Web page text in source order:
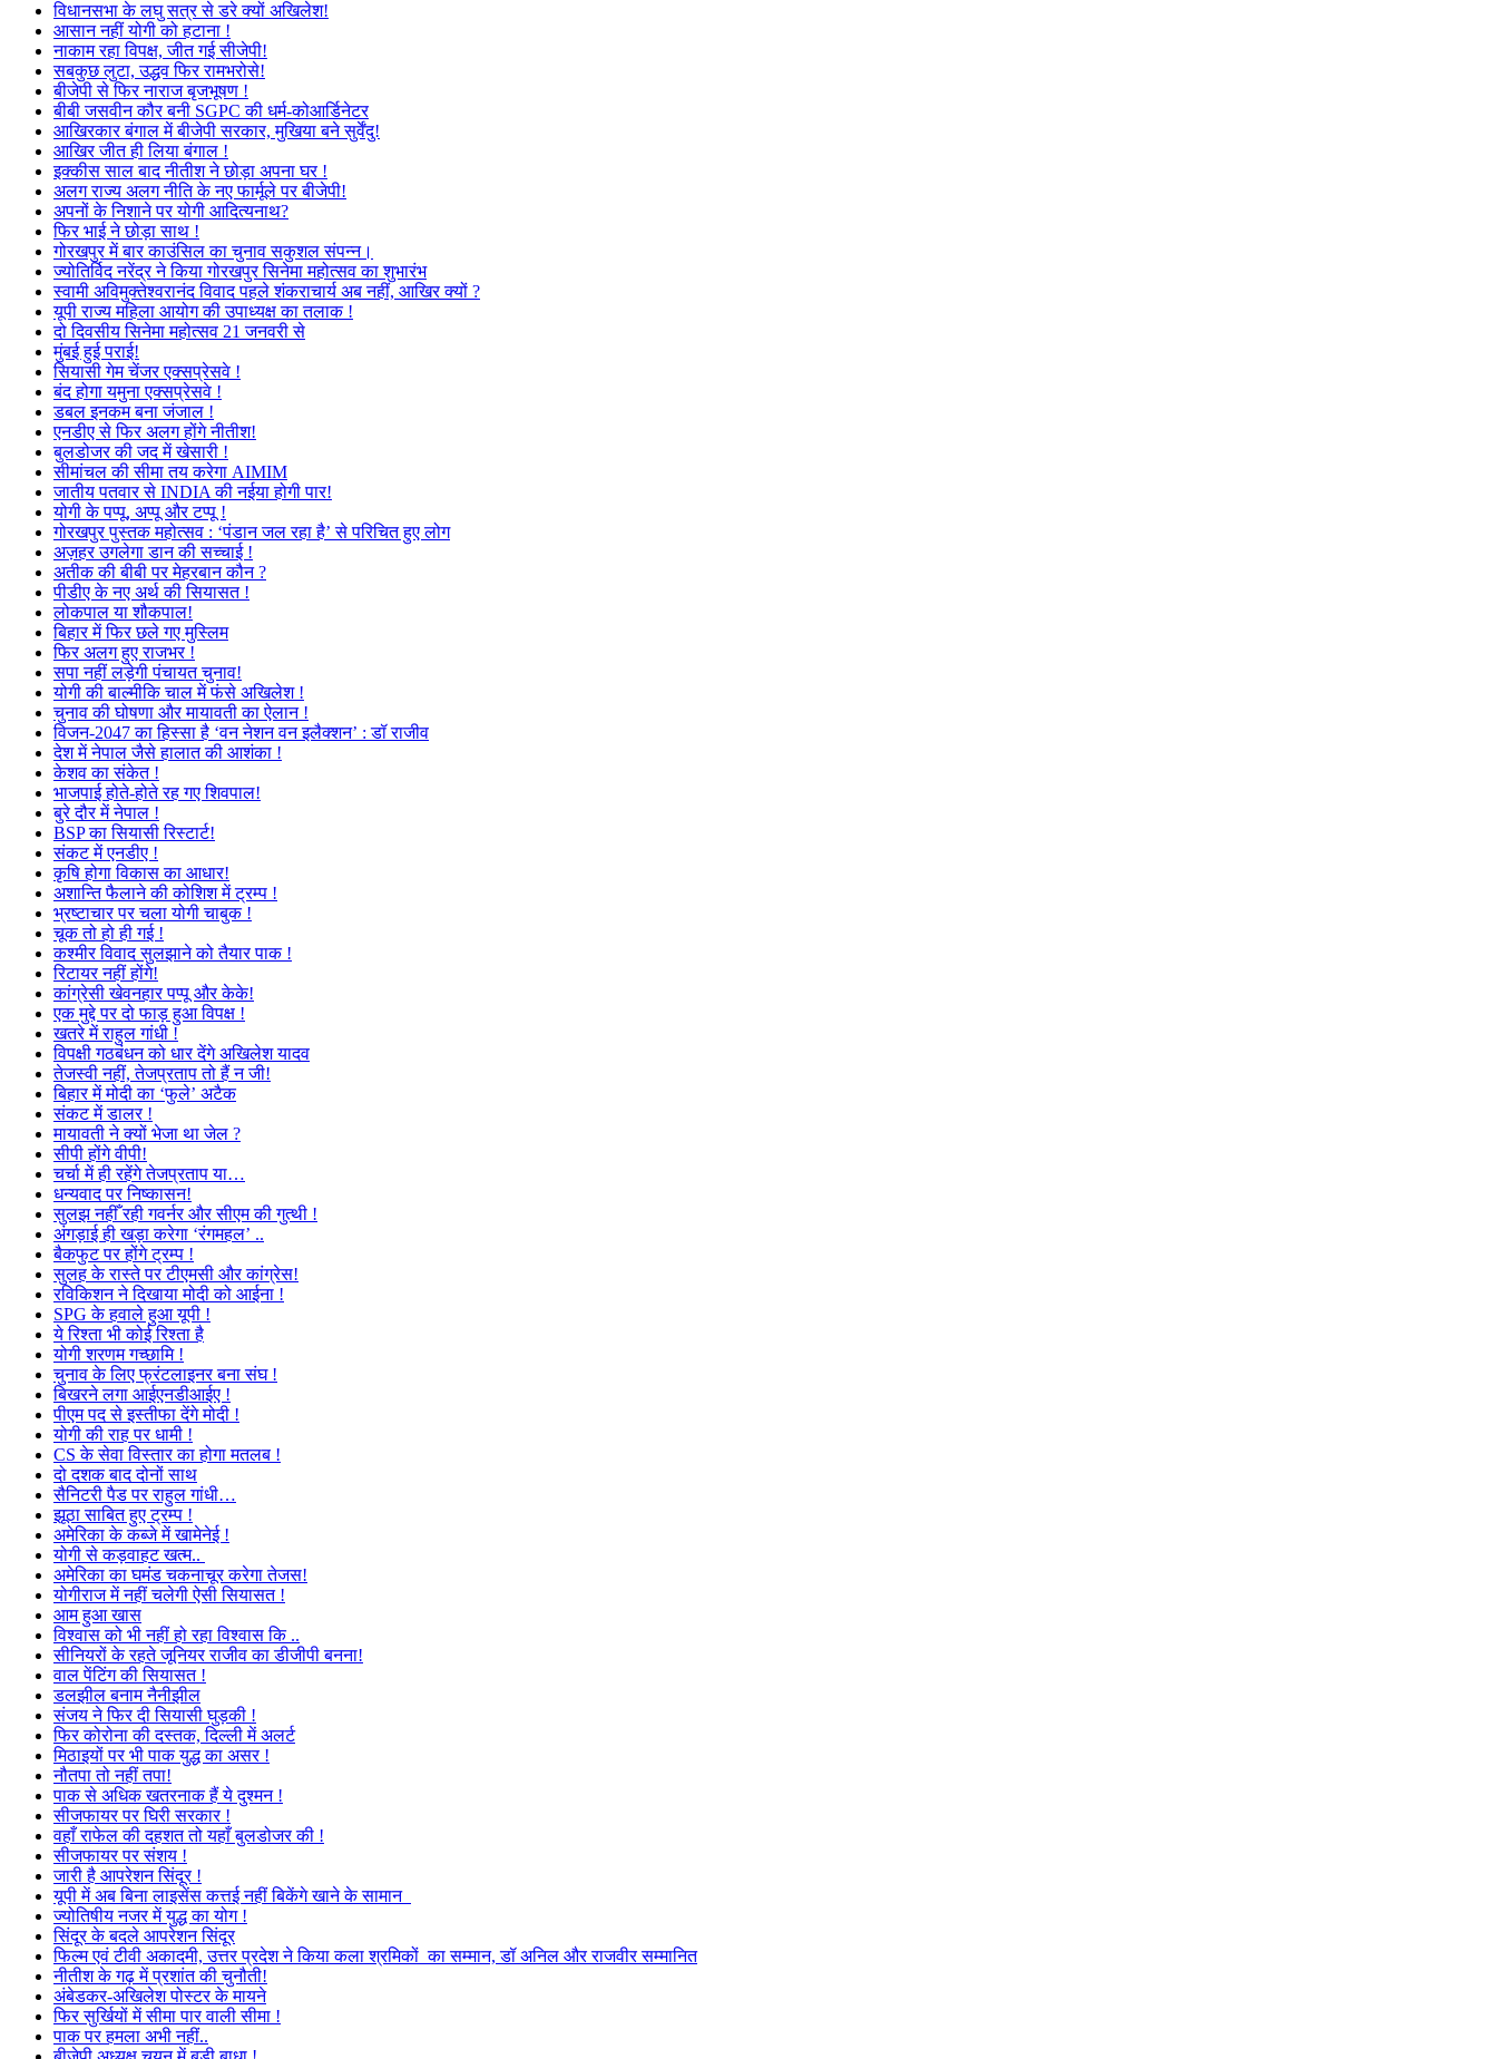
विधानसभा के लघु सत्र से डरे क्यों अखिलेश!
आसान नहीं योगी को हटाना !
नाकाम रहा विपक्ष, जीत गई सीजेपी!
सबकुछ लुटा, उद्धव फिर रामभरोसे!
बीजेपी से फिर नाराज बृजभूषण !
बीबी जसवीन कौर बनी SGPC की धर्म-कोआर्डिनेटर
आखिरकार बंगाल में बीजेपी सरकार, मुखिया बने सुर्वेंदु!
आखिर जीत ही लिया बंगाल !
इक्कीस साल बाद नीतीश ने छोड़ा अपना घर !
अलग राज्य अलग नीति के नए फार्मूले पर बीजेपी!
अपनों के निशाने पर योगी आदित्यनाथ?
फिर भाई ने छोड़ा साथ !
गोरखपुर में बार काउंसिल का चुनाव सकुशल संपन्न।
ज्योतिर्विद नरेंद्र ने किया गोरखपुर सिनेमा महोत्सव का शुभारंभ
स्वामी अविमुक्तेश्वरानंद विवाद पहले शंकराचार्य अब नहीं, आखिर क्यों ?
यूपी राज्य महिला आयोग की उपाध्यक्ष का तलाक !
दो दिवसीय सिनेमा महोत्सव 21 जनवरी से
मुंबई हुई पराई!
सियासी गेम चेंजर एक्सप्रेसवे !
बंद होगा यमुना एक्सप्रेसवे !
डबल इनकम बना जंजाल !
एनडीए से फिर अलग होंगे नीतीश!
बुलडोजर की जद में खेसारी !
सीमांचल की सीमा तय करेगा AIMIM
जातीय पतवार से INDIA की नईया होगी पार!
योगी के पप्पू, अप्पू और टप्पू !
गोरखपुर पुस्तक महोत्सव : ‘पंडान जल रहा है’ से परिचित हुए लोग
अज़हर उगलेगा डान की सच्चाई !
अतीक की बीबी पर मेहरबान कौन ?
पीडीए के नए अर्थ की सियासत !
लोकपाल या शौकपाल!
बिहार में फिर छले गए मुस्लिम
फिर अलग हुए राजभर !
सपा नहीं लड़ेगी पंचायत चुनाव!
योगी की बाल्मीकि चाल में फंसे अखिलेश !
चुनाव की घोषणा और मायावती का ऐलान !
विजन-2047 का हिस्सा है ‘वन नेशन वन इलैक्शन’ : डॉ राजीव
देश में नेपाल जैसे हालात की आशंका !
केशव का संकेत !
भाजपाई होते-होते रह गए शिवपाल!
बुरे दौर में नेपाल !
BSP का सियासी रिस्टार्ट!
संकट में एनडीए !
कृषि होगा विकास का आधार!
अशान्ति फैलाने की कोशिश में ट्रम्प !
भ्रष्टाचार पर चला योगी चाबुक !
चूक तो हो ही गई !
कश्मीर विवाद सुलझाने को तैयार पाक !
रिटायर नहीं होंगे!
कांग्रेसी खेवनहार पप्पू और केके!
एक मुद्दे पर दो फाड़ हुआ विपक्ष !
खतरे में राहुल गांधी !
विपक्षी गठबंधन को धार देंगे अखिलेश यादव
तेजस्वी नहीं, तेजप्रताप तो हैं न जी!
बिहार में मोदी का ‘फुले’ अटैक
संकट में डालर !
मायावती ने क्यों भेजा था जेल ?
सीपी होंगे वीपी!
चर्चा में ही रहेंगे तेजप्रताप या…
धन्यवाद पर निष्कासन!
सुलझ नहीँ रही गवर्नर और सीएम की गुत्थी !
अंगड़ाई ही खड़ा करेगा ‘रंगमहल’ ..
बैकफुट पर होंगे ट्रम्प !
सुलह के रास्ते पर टीएमसी और कांग्रेस!
रविकिशन ने दिखाया मोदी को आईना !
SPG के हवाले हुआ यूपी !
ये रिश्ता भी कोई रिश्ता है
योगी शरणम गच्छामि !
चुनाव के लिए फ्रंटलाइनर बना संघ !
बिखरने लगा आईएनडीआईए !
पीएम पद से इस्तीफा देंगे मोदी !
योगी की राह पर धामी !
CS के सेवा विस्तार का होगा मतलब !
दो दशक बाद दोनों साथ
सैनिटरी पैड पर राहुल गांधी…
झूठा साबित हुए ट्रम्प !
अमेरिका के कब्जे में खामेनेई !
योगी से कड़वाहट खत्म..
अमेरिका का घमंड चकनाचूर करेगा तेजस!
योगीराज में नहीं चलेगी ऐसी सियासत !
आम हुआ खास
विश्वास को भी नहीं हो रहा विश्वास कि ..
सीनियरों के रहते जूनियर राजीव का डीजीपी बनना!
वाल पेंटिंग की सियासत !
डलझील बनाम नैनीझील
संजय ने फिर दी सियासी घुड़की !
फिर कोरोना की दस्तक, दिल्ली में अलर्ट
मिठाइयों पर भी पाक युद्ध का असर !
नौतपा तो नहीं तपा!
पाक से अधिक खतरनाक हैं ये दुश्मन !
सीजफायर पर घिरी सरकार !
वहाँ राफेल की दहशत तो यहाँ बुलडोजर की !
सीजफायर पर संशय !
जारी है आपरेशन सिंदूर !
यूपी में अब बिना लाइसेंस कत्तई नहीं बिकेंगे खाने के सामान
ज्योतिषीय नजर में युद्ध का योग !
सिंदूर के बदले आपरेशन सिंदूर
फिल्म एवं टीवी अकादमी, उत्तर प्रदेश ने किया कला श्रमिकों का सम्मान, डॉ अनिल और राजवीर सम्मानित
नीतीश के गढ़ में प्रशांत की चुनौती!
अंबेडकर-अखिलेश पोस्टर के मायने
फिर सुर्खियों में सीमा पार वाली सीमा !
पाक पर हमला अभी नहीं..